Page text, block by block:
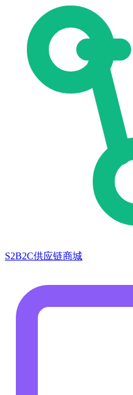
S2B2C供应链商城